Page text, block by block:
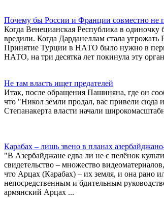
Почему бы России и Франции совместно не
Когда Венецианская Республика в одиночку
вредили. Когда Дарданеллам стала угрожать
Принятие Турции в НАТО было нужно в
НАТО, на три десятка лет покинула эту
Не там власть ищет предателей
Итак, после обращения Пашиняна, где он
что "Никол земли продал, вас привели сюда
Степанакерта власти начали
Карабах – лишь звено в планах
"В Азербайджане едва ли не с пелёнок
свидетельство – множество
что Арцах (Карабах) – их земля, и она рано
непосредственным и бдительным
армянский Арцах ...